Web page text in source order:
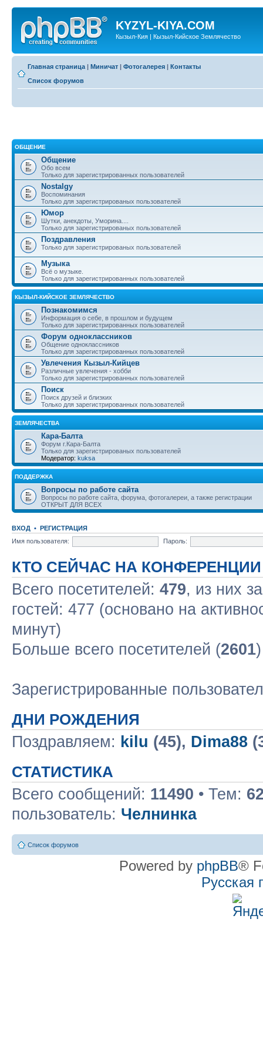
KYZYL-KIYA.COM
Кызыл-Кия | Кызыл-Кийское Землячество
Главная страница | Миничат | Фотогалерея | Контакты
Список форумов
ОБЩЕНИЕ
Общение
Обо всем
Только для зарегистрированных пользователей
Nostalgy
Воспоминания
Только для зарегистрированых пользователей
Юмор
Шутки, анекдоты, Уморина....
Только для зарегистрированых пользователей
Поздравления
Только для зарегистрированых пользователей
Музыка
Всё о музыке.
Только для зарегистрированных пользователей
КЫЗЫЛ-КИЙСКОЕ ЗЕМЛЯЧЕСТВО
Познакомимся
Информация о себе, в прошлом и будущем
Только для зарегистрированных пользователей
Форум одноклассников
Общение одноклассников
Только для зарегистрированных пользователей
Увлечения Кызыл-Кийцев
Различные увлечения - хобби
Только для зарегистрированных пользователей
Поиск
Поиск друзей и близких
Только для зарегистрированных пользователей
ЗЕМЛЯЧЕСТВА
Кара-Балта
Форум г.Кара-Балта
Только для зарегистрированых пользователей
Модератор: kuksa
ПОДДЕРЖКА
Вопросы по работе сайта
Вопросы по работе сайта, форума, фотогалереи, а также регистрации
ОТКРЫТ ДЛЯ ВСЕХ
ВХОД • РЕГИСТРАЦИЯ
Имя пользователя:
Пароль:
КТО СЕЙЧАС НА КОНФЕРЕНЦИИ
Всего посетителей: 479, из них
гостей: 477 (основано на
минут)
Больше всего посетителей (2601
Зарегистрированные
ДНИ РОЖДЕНИЯ
Поздравляем: kilu (45), Dima88
СТАТИСТИКА
Всего сообщений: 11490 • Тем:
пользователь: Челнинка
Список форумов
Powered by phpBB®
Русская